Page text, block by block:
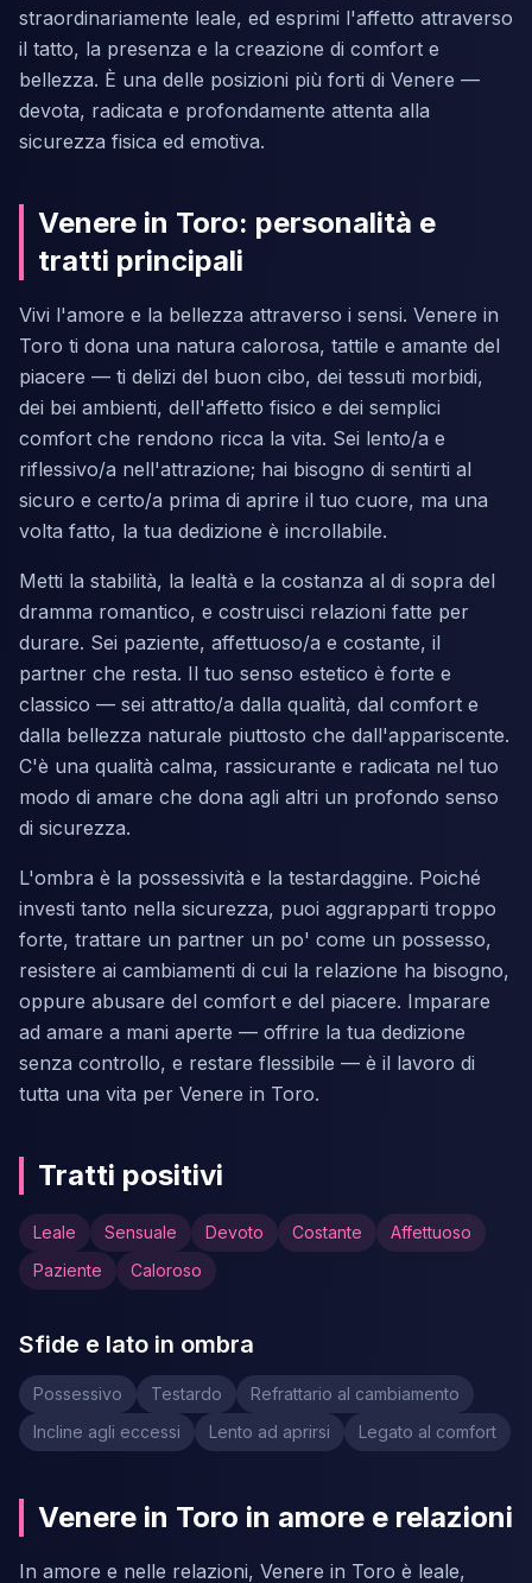
straordinariamente leale, ed esprimi l'affetto attraverso
il tatto, la presenza e la creazione di comfort e
bellezza. È una delle posizioni più forti di Venere —
devota, radicata e profondamente attenta alla
sicurezza fisica ed emotiva.
Venere in Toro: personalità e
tratti principali
Vivi l'amore e la bellezza attraverso i sensi. Venere in
Toro ti dona una natura calorosa, tattile e amante del
piacere — ti delizi del buon cibo, dei tessuti morbidi,
dei bei ambienti, dell'affetto fisico e dei semplici
comfort che rendono ricca la vita. Sei lento/a e
riflessivo/a nell'attrazione; hai bisogno di sentirti al
sicuro e certo/a prima di aprire il tuo cuore, ma una
volta fatto, la tua dedizione è incrollabile.
Metti la stabilità, la lealtà e la costanza al di sopra del
dramma romantico, e costruisci relazioni fatte per
durare. Sei paziente, affettuoso/a e costante, il
partner che resta. Il tuo senso estetico è forte e
classico — sei attratto/a dalla qualità, dal comfort e
dalla bellezza naturale piuttosto che dall'appariscente.
C'è una qualità calma, rassicurante e radicata nel tuo
modo di amare che dona agli altri un profondo senso
di sicurezza.
L'ombra è la possessività e la testardaggine. Poiché
investi tanto nella sicurezza, puoi aggrapparti troppo
forte, trattare un partner un po' come un possesso,
resistere ai cambiamenti di cui la relazione ha bisogno,
oppure abusare del comfort e del piacere. Imparare
ad amare a mani aperte — offrire la tua dedizione
senza controllo, e restare flessibile — è il lavoro di
tutta una vita per Venere in Toro.
Tratti positivi
Leale Sensuale Devoto Costante
Affettuoso
Paziente
Caloroso
Sfide e lato in ombra
Possessivo Testardo
Refrattario al cambiamento
Incline agli eccessi
Lento ad aprirsi Legato al comfort
Venere in Toro in amore e relazioni
In amore e nelle relazioni, Venere in Toro è leale,